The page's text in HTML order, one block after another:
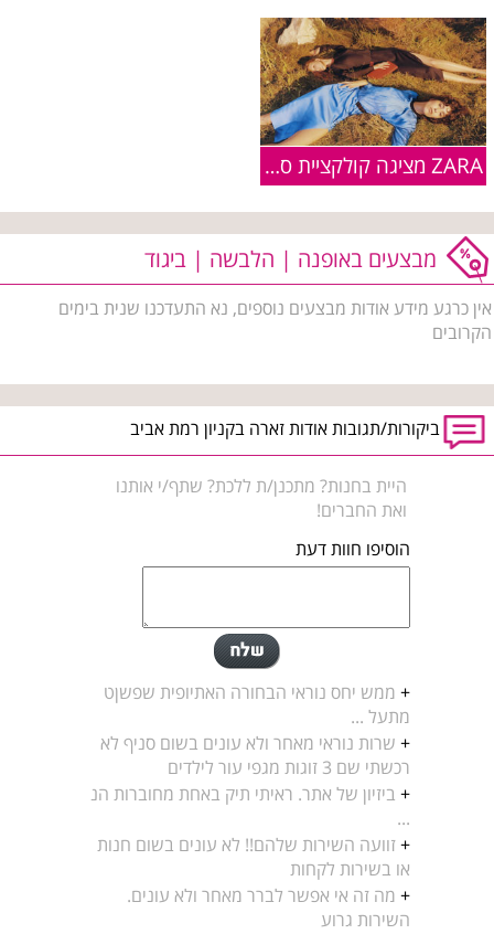
ZARA מציגה קולקציית סתיו חורף 2015-16
מבצעים באופנה | הלבשה | ביגוד
אין כרגע מידע אודות מבצעים נוספים, נא התעדכנו שנית בימים
הקרובים
ביקורות/תגובות אודות זארה בקניון רמת אביב
היית בחנות? מתכנן/ת ללכת? שתף/י אותנו
ואת החברים!
הוסיפו חוות דעת
+ ממש יחס נוראי הבחורה האתיופית שפשןט
מתעל ...
+ שרות נוראי מאחר ולא עונים בשום סניף לא
רכשתי שם 3 זוגות מגפי עור לילדים
+ ביזיון של אתר. ראיתי תיק באחת מחוברות הנ
...
+זוועה השירות שלהם!! לא עונים בשום חנות
או בשירות לקחות
+ מה זה אי אפשר לברר מאחר ולא עונים.
השירות גרוע